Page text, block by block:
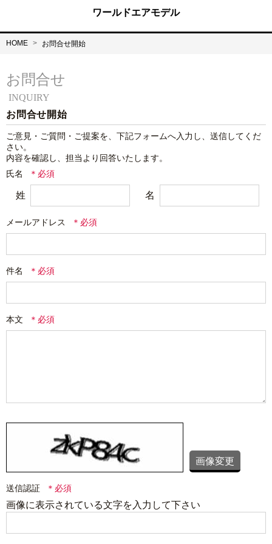
ワールドエアモデル
HOME お問合せ開始
INQUIRY
お問合せ
お問合せ開始
ご意見・ご質問・ご提案を、下記フォームへ入力し、送信してくだ
さい。
内容を確認し、担当より回答いたします。
氏名
姓 名
メールアドレス
件名
本文
画像変更
送信認証
画像に表示されている文字を入力して下さい